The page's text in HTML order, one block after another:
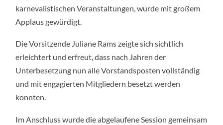
karnevalistischen Veranstaltungen, wurde mit großem
Applaus gewürdigt.
Die Vorsitzende Juliane Rams zeigte sich sichtlich
erleichtert und erfreut, dass nach Jahren der
Unterbesetzung nun alle Vorstandsposten vollständig
und mit engagierten Mitgliedern besetzt werden
konnten.
Im Anschluss wurde die abgelaufene Session gemeinsam